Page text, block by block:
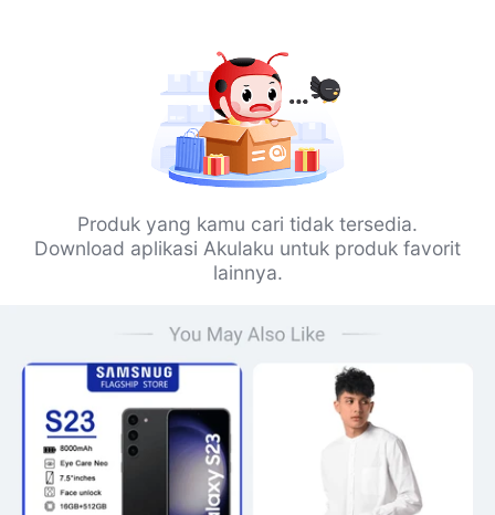
Produk yang kamu cari tidak tersedia.
Download aplikasi Akulaku untuk produk favorit
lainnya.